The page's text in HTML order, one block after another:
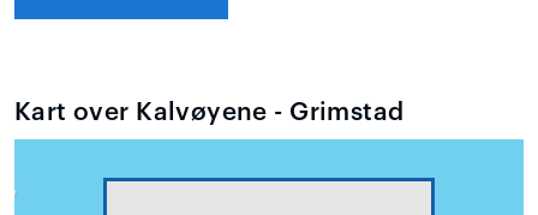
Kart over Kalvøyene - Grimstad